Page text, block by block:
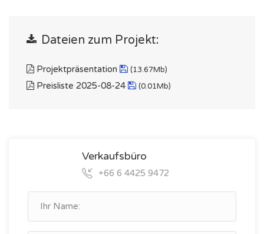
Dateien zum Projekt:
Projektpräsentation (13.67Mb)
Preisliste 2025-08-24 (0.01Mb)
Verkaufsbüro
+66 6 4425 9472